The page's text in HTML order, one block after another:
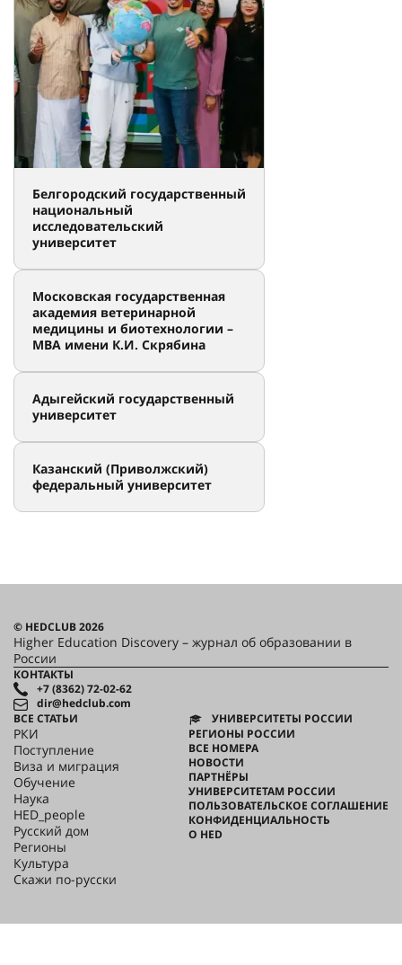
Белгородский государственный
национальный
исследовательский
университет
Московская государственная
академия ветеринарной
медицины и биотехнологии –
МВА имени К.И. Скрябина
Адыгейский государственный
университет
Казанский (Приволжский)
федеральный университет
© HEDCLUB 2026
Higher Education Discovery – журнал об образовании в
России
КОНТАКТЫ
+7 (8362) 72-02-62
dir@hedclub.com
ВСЕ СТАТЬИ
РКИ
Поступление
Виза и миграция
Обучение
Наука
HED_people
Русский дом
Регионы
Культура
Скажи по-русски
УНИВЕРСИТЕТЫ РОССИИ
РЕГИОНЫ РОССИИ
ВСЕ НОМЕРА
НОВОСТИ
ПАРТНЁРЫ
УНИВЕРСИТЕТАМ РОССИИ
ПОЛЬЗОВАТЕЛЬСКОЕ СОГЛАШЕНИЕ
КОНФИДЕНЦИАЛЬНОСТЬ
О HED